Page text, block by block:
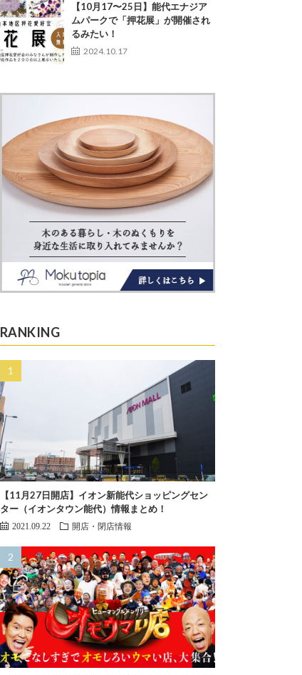
【10月17〜25日】能代エナジア
ムパークで「押花展」が開催され
るみたい！
2024.10.17
RANKING
【11月27日開店】イオン新能代ショッピングセン
ター（イオンタウン能代）情報まとめ！
2021.09.22 開店・閉店情報